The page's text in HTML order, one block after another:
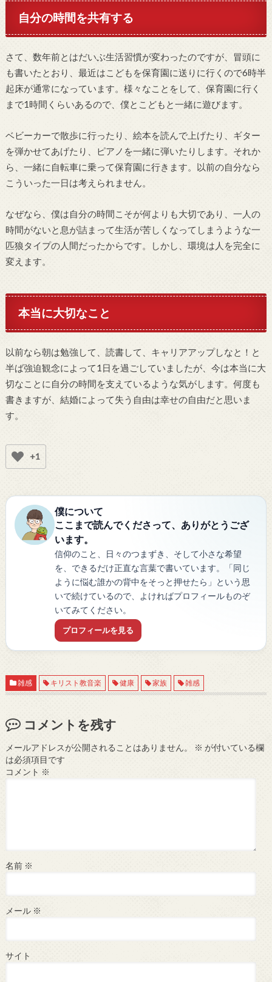
自分の時間を共有する
さて、数年前とはだいぶ生活習慣が変わったのですが、冒頭に
も書いたとおり、最近はこどもを保育園に送りに行くので6時半
起床が通常になっています。様々なことをして、保育園に行く
まで1時間くらいあるので、僕とこどもと一緒に遊びます。
ベビーカーで散歩に行ったり、絵本を読んで上げたり、ギター
を弾かせてあげたり、ピアノを一緒に弾いたりします。それか
ら、一緒に自転車に乗って保育園に行きます。以前の自分なら
こういった一日は考えられません。
なぜなら、僕は自分の時間こそが何よりも大切であり、一人の
時間がないと息が詰まって生活が苦しくなってしまうような一
匹狼タイプの人間だったからです。しかし、環境は人を完全に
変えます。
本当に大切なこと
以前なら朝は勉強して、読書して、キャリアアップしなと！と
半ば強迫観念によって1日を過ごしていましたが、今は本当に大
切なことに自分の時間を支えているような気がします。何度も
書きますが、結婚によって失う自由は幸せの自由だと思いま
す。
+1
僕について
ここまで読んでくださって、ありがとうござ
います。
信仰のこと、日々のつまずき、そして小さな希望
を、できるだけ正直な言葉で書いています。「同じ
ように悩む誰かの背中をそっと押せたら」という思
いで続けているので、よければプロフィールものぞ
いてみてください。
プロフィールを見る
雑感 キリスト教音楽 健康 家族 雑感
コメントを残す
メールアドレスが公開されることはありません。 ※ が付いている欄
は必須項目です
コメント ※
名前 ※
メール ※
サイト